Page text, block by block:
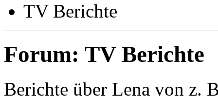
TV Berichte
Forum: TV Berichte
Berichte über Lena von z.